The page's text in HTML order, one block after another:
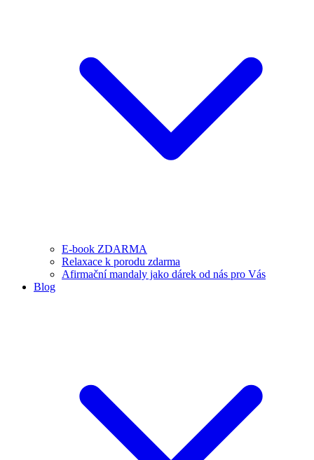
E-book ZDARMA
Relaxace k porodu zdarma
Afirmační mandaly jako dárek od nás pro Vás
Blog